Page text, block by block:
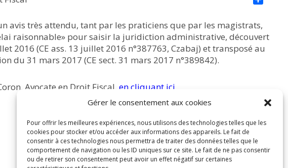
Gérer le consentement aux cookies
Pour offrir les meilleures expériences, nous utilisons des technologies telles que les
cookies pour stocker et/ou accéder aux informations des appareils. Le fait de
consentir à ces technologies nous permettra de traiter des données telles que le
comportement de navigation ou les ID uniques sur ce site. Le fait de ne pas consentir
ou de retirer son consentement peut avoir un effet négatif sur certaines
avis très attendu, tant par les praticiens que par les magistrats,
raisonnable» pour saisir la juridiction administrative, découvert
2016 (CE ass. 13 juillet 2016 n°387763, Czabaj) et transposé au
du 31 mars 2017 (CE sect. 31 mars 2017 n°389842).
Avocate en Droit Fiscal, en cliquant ici.